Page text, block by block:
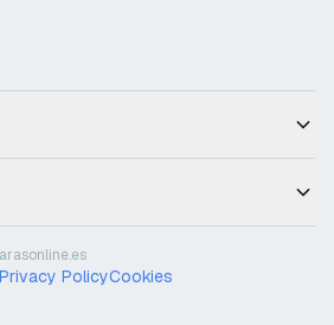
Privacy PolicyCookies